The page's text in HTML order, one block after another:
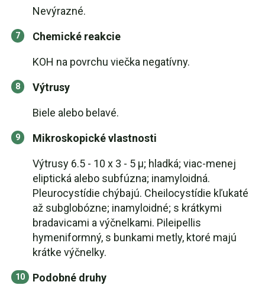
Nevýrazné.
Chemické reakcie
KOH na povrchu viečka negatívny.
Výtrusy
Biele alebo belavé.
Mikroskopické vlastnosti
Výtrusy 6.5 - 10 x 3 - 5 µ; hladká; viac-menej
eliptická alebo subfúzna; inamyloidná.
Pleurocystídie chýbajú. Cheilocystídie kľukaté
až subglobózne; inamyloidné; s krátkymi
bradavicami a výčnelkami. Pileipellis
hymeniformný, s bunkami metly, ktoré majú
krátke výčnelky.
Podobné druhy